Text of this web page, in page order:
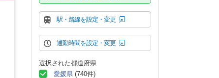
駅・路線を設定・変更
通勤時間を設定・変更
選択された都道府県
愛媛県 (740件)